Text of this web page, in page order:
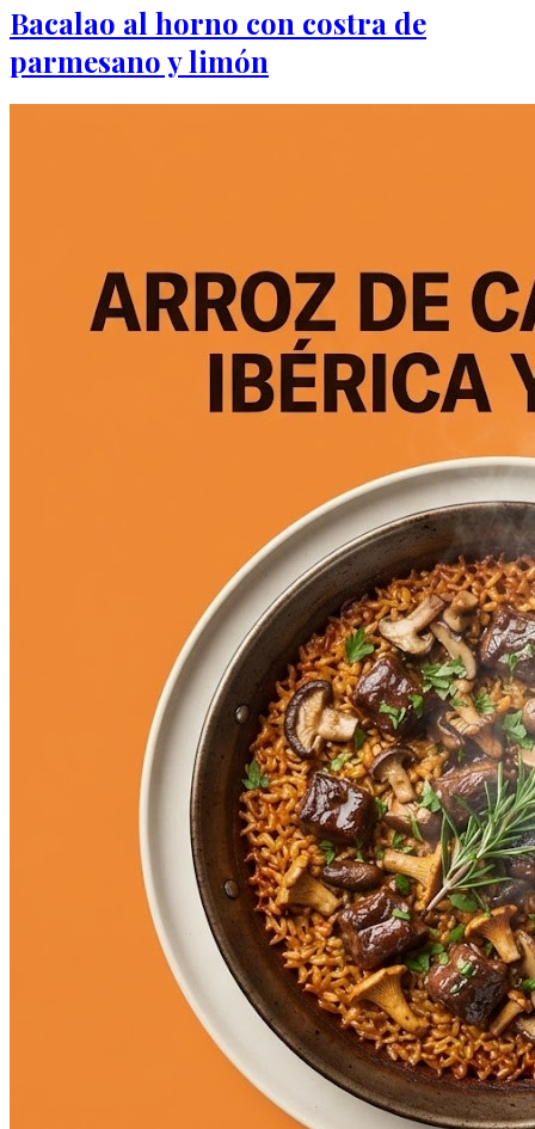
Bacalao al horno con costra de
parmesano y limón